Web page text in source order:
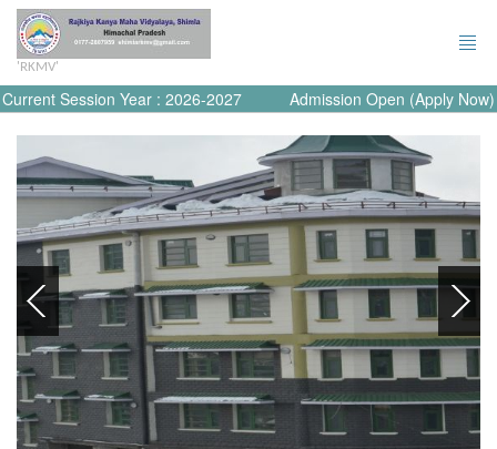
'RKMV'
Current Session Year : 2026-2027 Admission Open (Apply Now)